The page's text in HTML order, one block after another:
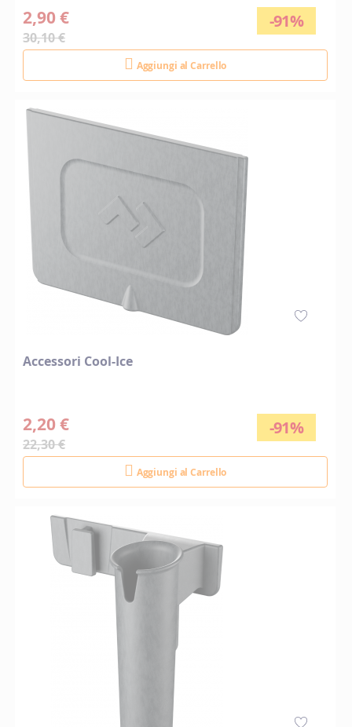
-91%
2,90 €
30,10 €
Aggiungi al Carrello
Accessori Cool-Ice
-91%
2,20 €
22,30 €
Aggiungi al Carrello